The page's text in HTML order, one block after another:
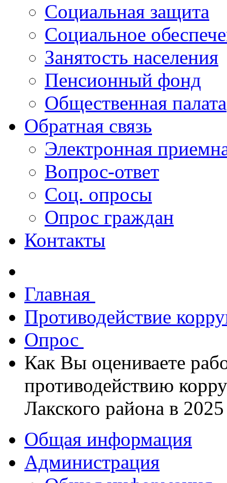
Социальная защита
Социальное
Занятость населения
Пенсионный фонд
Общественная палата
Обратная связь
Электронная
Вопрос-ответ
Соц. опросы
Опрос граждан
Контакты
Главная
Противодействие
Опрос
Как Вы оцениваете
противодействию
Лакского района в
Общая информация
Администрация